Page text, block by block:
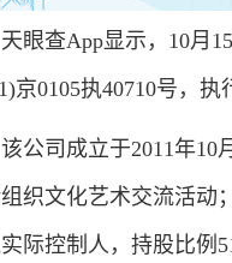
查App显示，10月15
京0105执40710号，
司成立于2011年10月
织文化艺术交流活动
际控制人，持股比例